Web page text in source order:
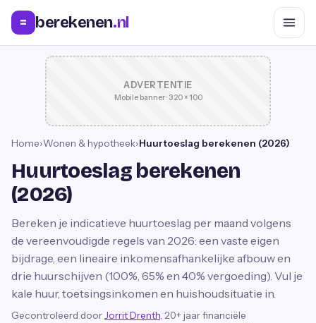
= berekenen.nl
ADVERTENTIE
Mobile banner · 320 × 100
Home›Wonen & hypotheek›Huurtoeslag berekenen (2026)
Huurtoeslag berekenen
(2026)
Bereken je indicatieve huurtoeslag per maand volgens
de vereenvoudigde regels van 2026: een vaste eigen
bijdrage, een lineaire inkomensafhankelijke afbouw en
drie huurschijven (100%, 65% en 40% vergoeding). Vul je
kale huur, toetsingsinkomen en huishoudsituatie in.
Gecontroleerd door Jorrit Drenth , 20+ jaar financiële